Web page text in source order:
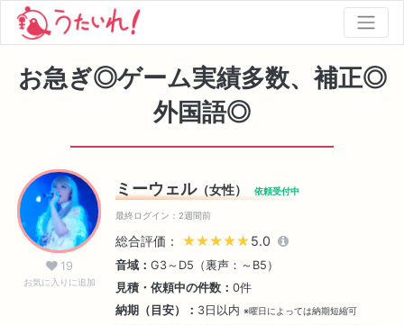
お急ぎ◎ゲーム実績多数、補正◎
外国語◎
19
お気に入りに追加
ミーウェル（女性） 依頼受付中
最終ログイン：2週間前
総合評価： ★★★★★
★★★★★ 5.0
音域：G3～D5（裏声：～B5）
見積・依頼中の件数：0件
納期（目安）： 3日以内 ※曜日によっては納期短縮可